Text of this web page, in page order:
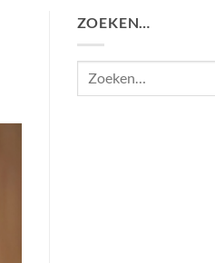
ZOEKEN…